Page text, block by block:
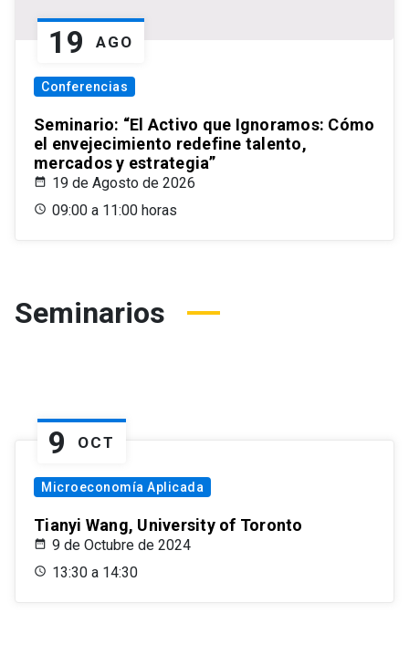
19 AGO
Conferencias
Seminario: “El Activo que Ignoramos: Cómo
el envejecimiento redefine talento,
mercados y estrategia”
19 de Agosto de 2026
09:00 a 11:00 horas
Seminarios
9 OCT
Microeconomía Aplicada
Tianyi Wang, University of Toronto
9 de Octubre de 2024
13:30 a 14:30